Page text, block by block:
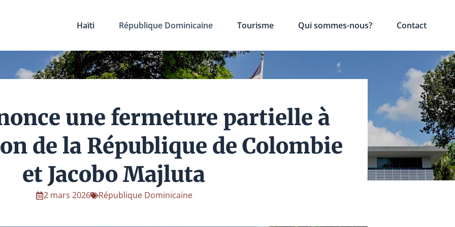
Haïti République Dominicaine Tourisme Qui sommes-nous? Contact
une fermeture partielle à
de la République de Colombie
et Jacobo Majluta
2 mars 2026 République Dominicaine